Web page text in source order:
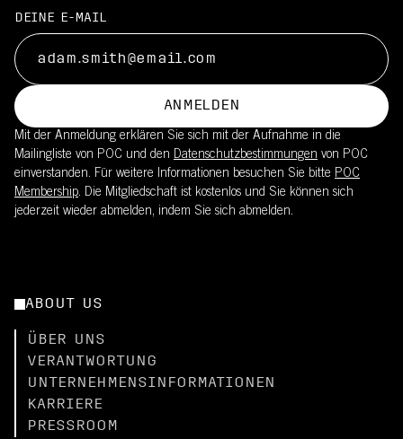
DEINE E-MAIL
ANMELDEN
Mit der Anmeldung erklären Sie sich mit der Aufnahme in die
Mailingliste von POC und den Datenschutzbestimmungen von POC
einverstanden. Für weitere Informationen besuchen Sie bitte POC
Membership. Die Mitgliedschaft ist kostenlos und Sie können sich
jederzeit wieder abmelden, indem Sie sich abmelden.
ABOUT US
ÜBER UNS
VERANTWORTUNG
UNTERNEHMENSINFORMATIONEN
KARRIERE
PRESSROOM